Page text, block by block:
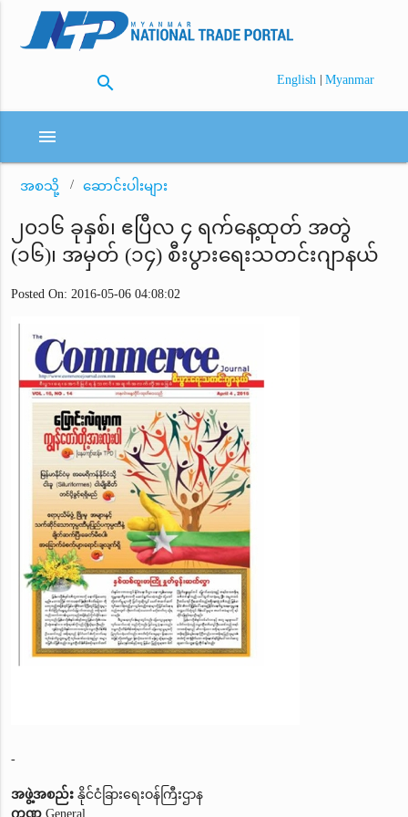
search English | Myanmar
menu
အစသို့ ဆောင်းပါးများ
၂၀၁၆ ခုနှစ်၊ ဧပြီလ ၄ ရက်နေ့ထုတ် အတွဲ
(၁၆)၊ အမှတ် (၁၄) စီးပွားရေးသတင်းဂျာနယ်
Posted On: 2016-05-06 04:08:02
-
အဖွဲ့အစည်းနိုင်ငံခြားရေးဝန်ကြီးဌာန
ကဏ္ဍGeneral